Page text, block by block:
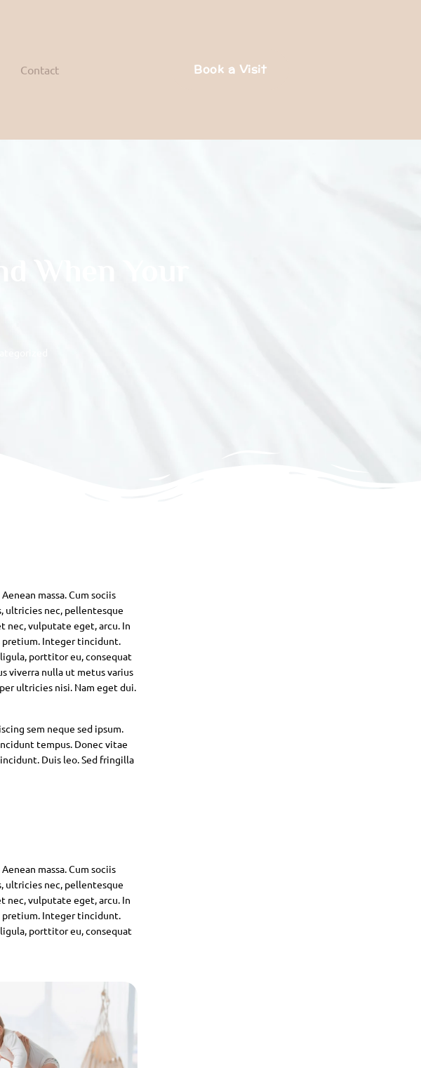
Contact Book a Visit
When Your
massa. Cum sociis
ultricies nec, pellentesque
nec, vulputate eget, arcu. In
pretium. Integer tincidunt.
porttitor eu, consequat
viverra nulla ut metus varius
ultricies nisi. Nam eget dui.
sem neque sed ipsum.
tempus. Donec vitae
Duis leo. Sed fringilla
massa. Cum sociis
ultricies nec, pellentesque
nec, vulputate eget, arcu. In
pretium. Integer tincidunt.
porttitor eu, consequat